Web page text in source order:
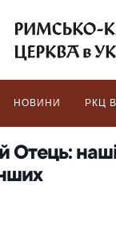
НОВИНИ РКЦ В
Отець: